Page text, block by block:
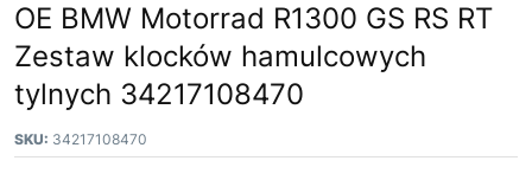
OE BMW Motorrad R1300 GS RS RT
Zestaw klocków hamulcowych
tylnych 34217108470
SKU: 34217108470